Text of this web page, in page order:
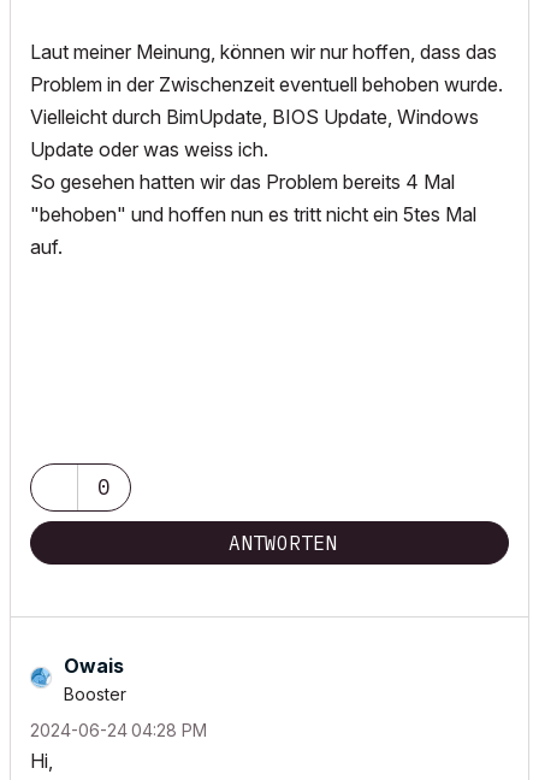
Laut meiner Meinung, können wir nur hoffen, dass das
Problem in der Zwischenzeit eventuell behoben wurde.
Vielleicht durch BimUpdate, BIOS Update, Windows
Update oder was weiss ich.
So gesehen hatten wir das Problem bereits 4 Mal
"behoben" und hoffen nun es tritt nicht ein 5tes Mal
auf.
0
ANTWORTEN
Owais
Booster
‎2024-06-2404:28 PM
Hi,